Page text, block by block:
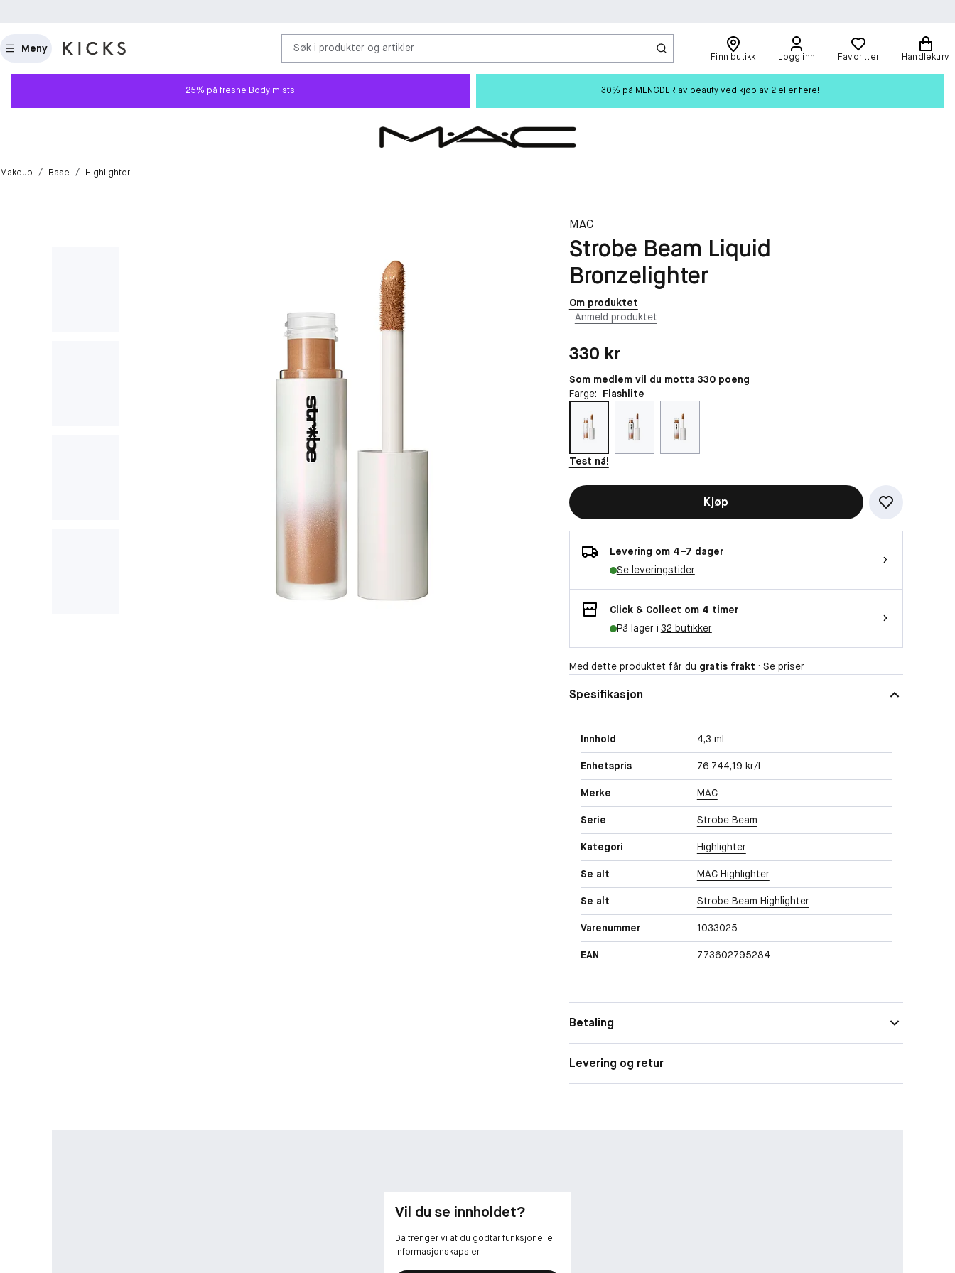
Meny Søk i produkter og artikler
Finn butikk Logg inn Favoritter Handlekurv
25% på freshe Body mists! 30% på MENGDER av beauty ved kjøp av 2 eller flere!
Makeup / Base / Highlighter
MAC
Strobe Beam Liquid
Bronzelighter
Om produktet
Anmeld produktet
Farge: Flashlite
Test nå!
Pris: 330 kr
330 kr
Som medlem vil du motta 330 poeng
Kjøp
Levering om 4–7 dager
Se leveringstider
Click & Collect om 4 timer
På lager i 32 butikker
Med dette produktet får du gratis frakt · Se priser
Spesifikasjon
Innhold 4,3 ml
Enhetspris 76 744,19 kr/l
Merke MAC
Serie Strobe Beam
Kategori Highlighter
Se alt MAC Highlighter
Se alt Strobe Beam Highlighter
Varenummer 1033025
EAN 773602795284
Betaling
Levering og retur
Vil du se innholdet?
Da trenger vi at du godtar funksjonelle
informasjonskapsler